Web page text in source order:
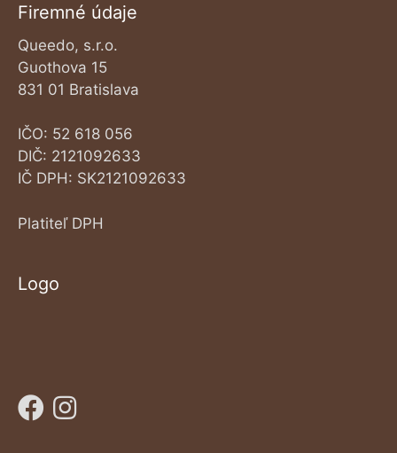
Firemné údaje
Queedo, s.r.o.
Guothova 15
831 01 Bratislava
IČO: 52 618 056
DIČ: 2121092633
IČ DPH: SK2121092633
Platiteľ DPH
Logo